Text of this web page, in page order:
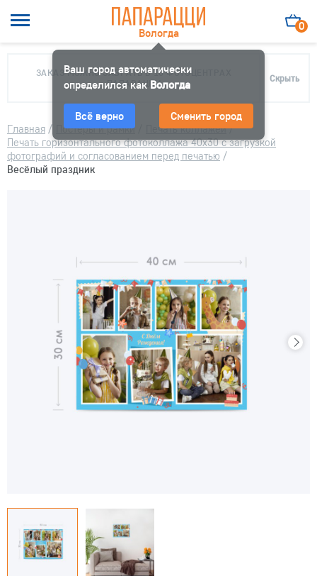
Вологда
Ваш город автоматически
определился как Вологда
Всё верно Сменить город
0
ЗАКАЗ МОЖНО ЗАБРАТЬ В 10 ФОТОЦЕНТРАХ
ПАПАРАЦЦИ
Скрыть
Главная / Постеры и рамки Печать коллажей/
Печать горизонтального фотоколлажа 40х30 с загрузкой
фотографий и согласованием перед печатью /
Весёлый праздник